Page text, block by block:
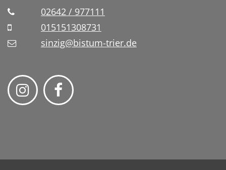
02642 / 977111
015151308731
sinzig@bistum-trier.de